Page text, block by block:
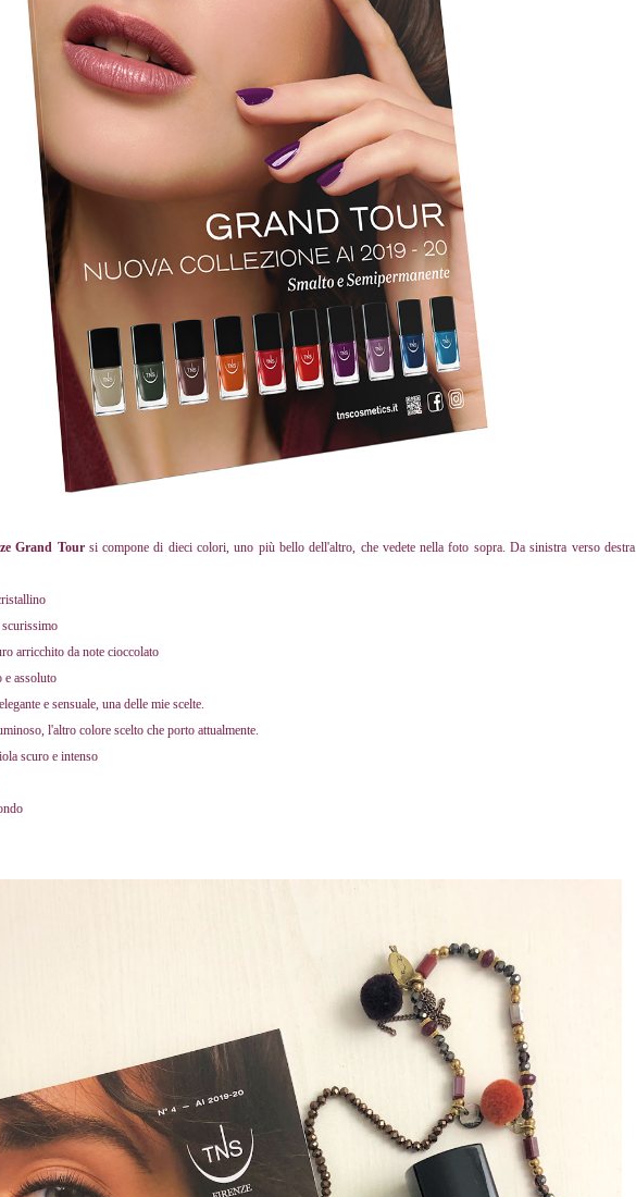
Grand Toursi compone di dieci colori, uno più bello dell'altro, che vedete nella foto sopra. Da sinistra verso destra
arricchito da note cioccolato
e assoluto
e sensuale, una delle mie scelte.
l'altro colore scelto che porto attualmente.
scuro e intenso